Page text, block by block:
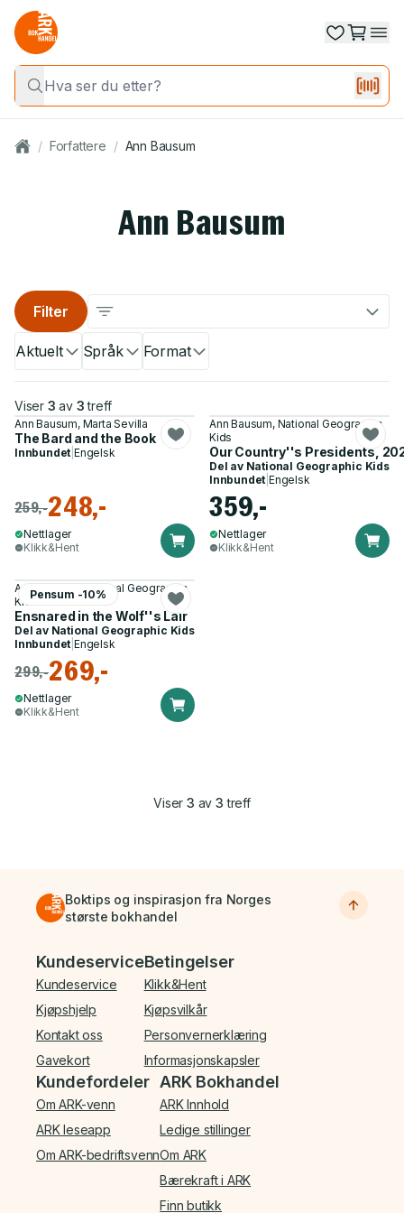
/ Forfattere / Ann Bausum
Ann Bausum
Aktuelt Språk Format
Filter
Viser 3 av 3 treff
Ann Bausum, Marta Sevilla
The Bard and the Book
Innbundet |Engelsk
259,-248,-
Nettlager
Klikk&Hent
Ann Bausum, National Geographic
Kids
Our Country''s Presidents,
Del av National Geographic Kids
Innbundet |Engelsk
359,-
Nettlager
Klikk&Hent
Pensum -10%
Ann Bausum, National Geographic
Kids
Ensnared in the Wolf''s Lair
Del av National Geographic Kids
Innbundet |Engelsk
299,-269,-
Nettlager
Klikk&Hent
Viser3 av 3 treff
Boktips og inspirasjon fra Norges
største bokhandel
Bunnmeny
Kundeservice
Kundeservice
Kjøpshjelp
Kontakt oss
Gavekort
Betingelser
Klikk&Hent
Kjøpsvilkår
Personvernerklæring
Informasjonskapsler
Kundefordeler
Om ARK-venn
ARK leseapp
Om ARK-bedriftsvenn
ARK Bokhandel
ARK Innhold
Ledige stillinger
Om ARK
Bærekraft i ARK
Finn butikk